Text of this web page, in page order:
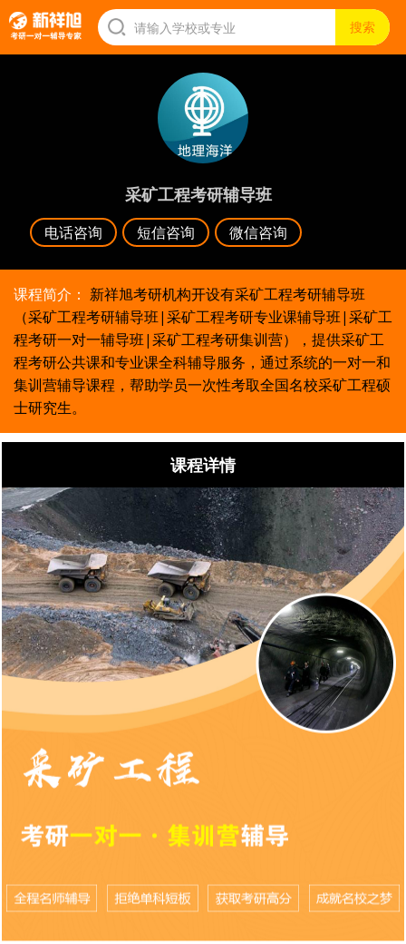
采矿工程考研辅导班
电话咨询 短信咨询 微信咨询
课程简介： 新祥旭考研机构开设有采矿工程考研辅导班
（采矿工程考研辅导班|采矿工程考研专业课辅导班|采矿工
程考研一对一辅导班|采矿工程考研集训营），提供采矿工
程考研公共课和专业课全科辅导服务，通过系统的一对一和
集训营辅导课程，帮助学员一次性考取全国名校采矿工程硕
士研究生。
课程详情